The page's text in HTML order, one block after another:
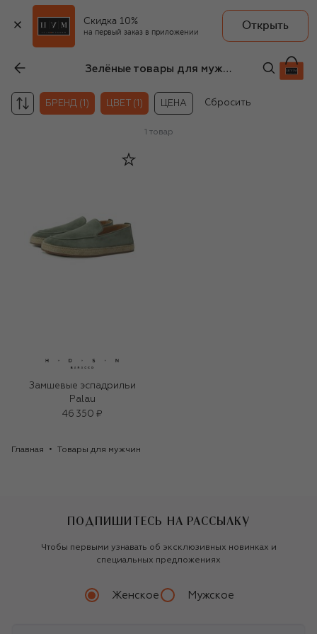
Скидка 10%
на первый заказ в приложении
Открыть
Зелёные товары для мужчин H`D`S`N Baracco
БРЕНД (1) ЦВЕТ (1) ЦЕНА Сбросить
1 товар
Замшевые эспадрильи
Palau
46 350 ₽
Главная Товары для мужчин
ПОДПИШИТЕСЬ НА РАССЫЛКУ
Чтобы первыми узнавать об эксклюзивных новинках и
специальных предложениях
Женское Мужское